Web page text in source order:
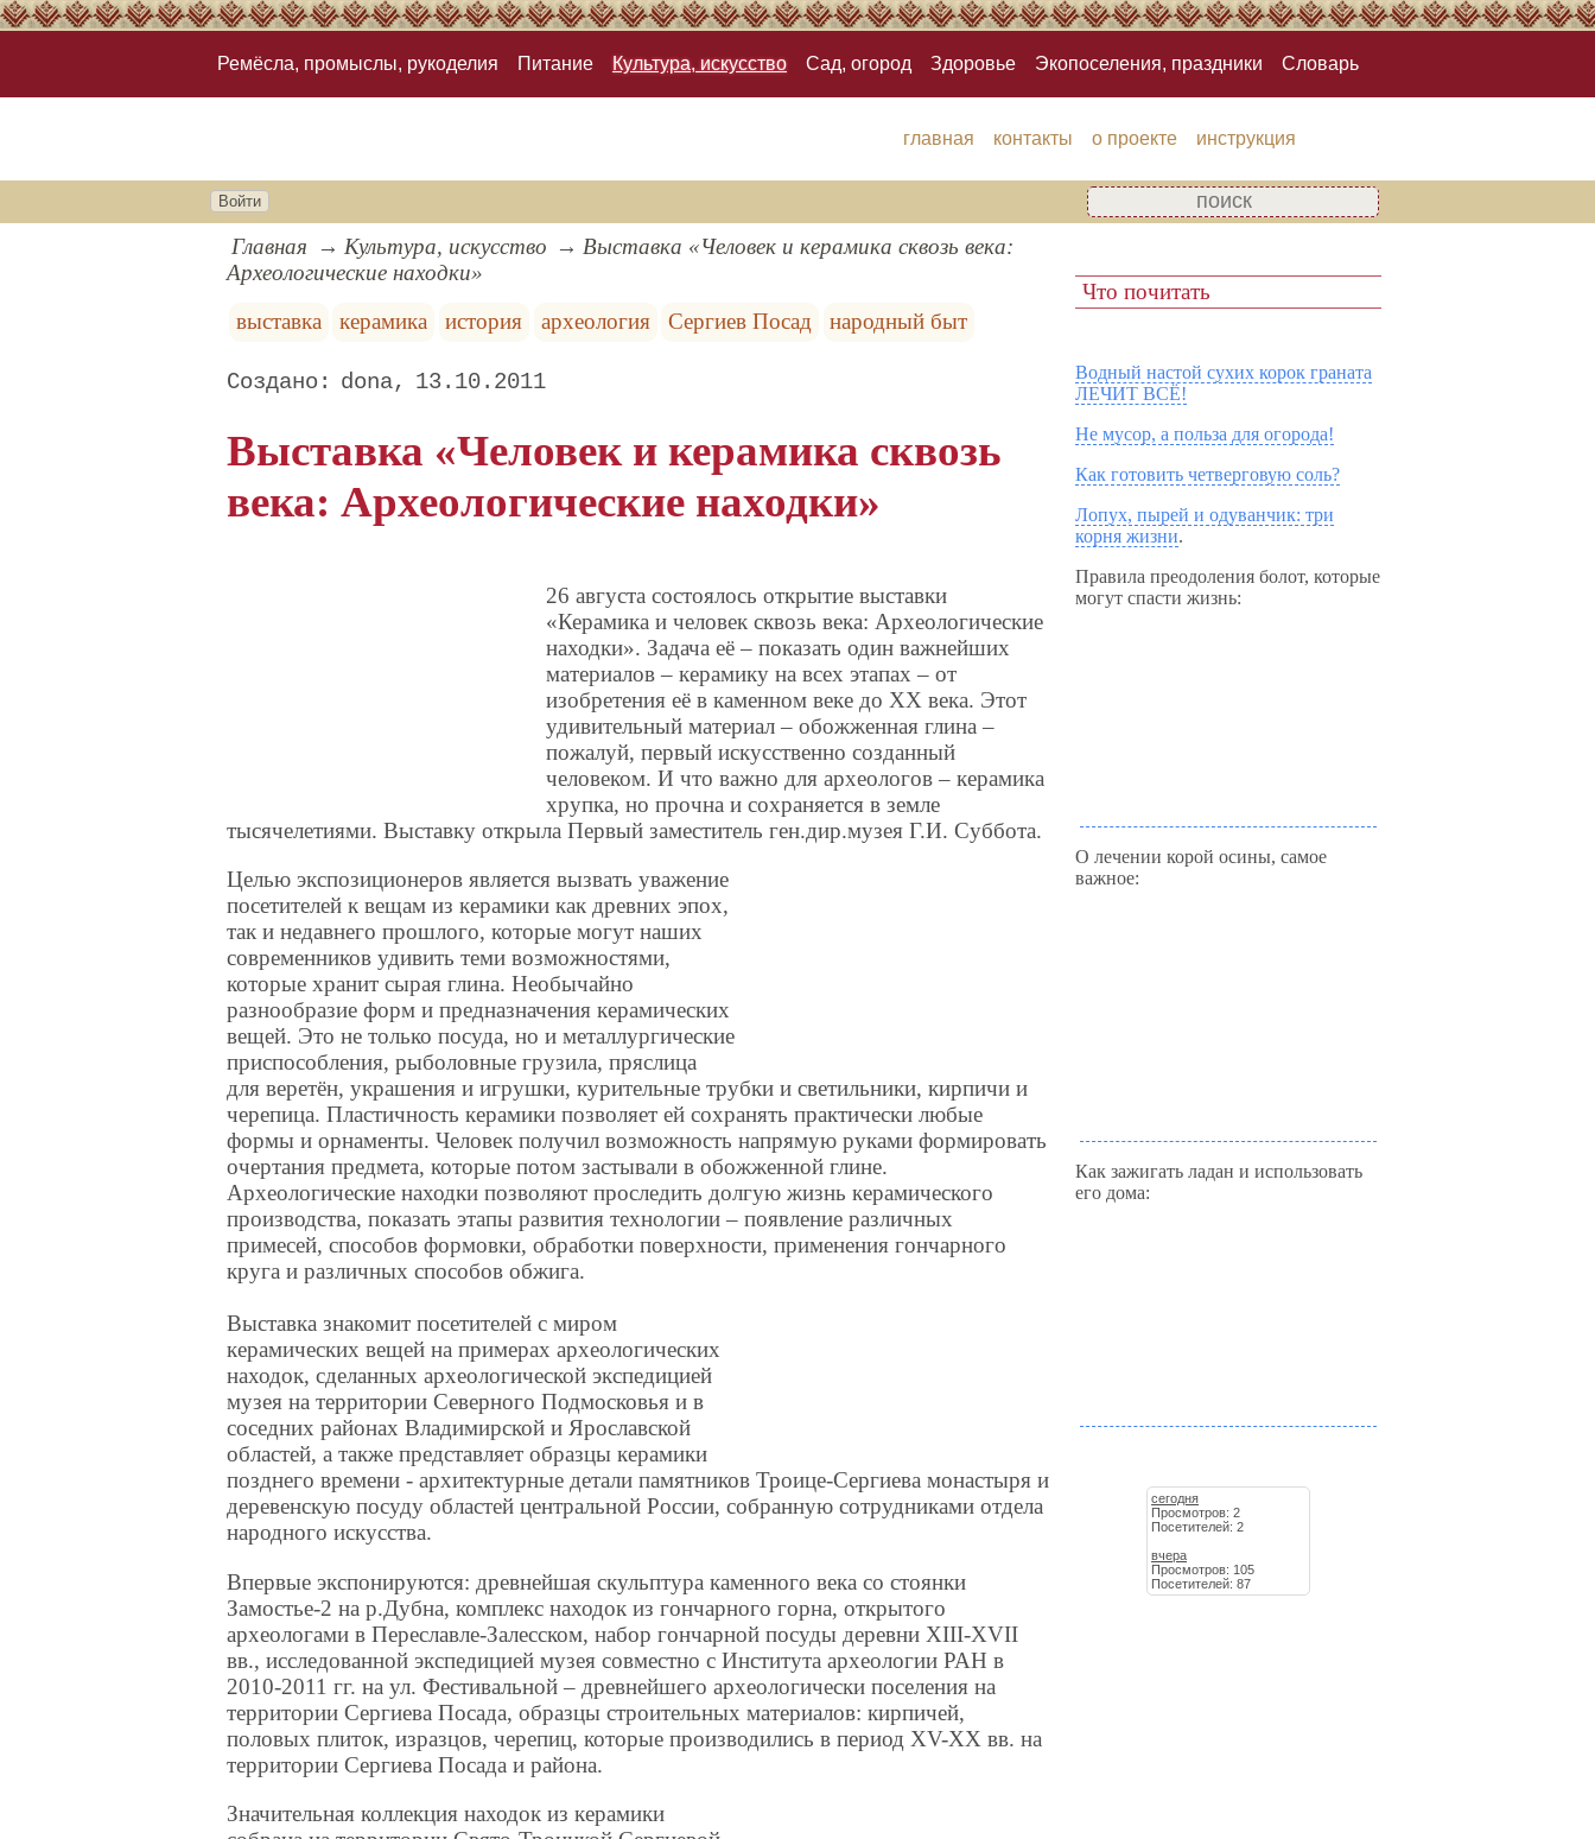
Ремёсла, промыслы, рукоделия Питание Культура, искусство Сад, огород Здоровье Экопоселения, праздники Словарь
главная контакты о проекте инструкция
Войти
Главная Культура, искусство
Выставка «Человек и керамика сквозь века:
Археологические находки»
выставка
керамика история археология Сергиев Посад народный быт
dona 13.10.2011
Выставка «Человек и керамика сквозь
века: Археологические находки»
26 августа состоялось открытие выставки
«Керамика и человек сквозь века: Археологические
находки». Задача её – показать один важнейших
материалов – керамику на всех этапах – от
изобретения её в каменном веке до ХХ века. Этот
удивительный материал – обожженная глина –
пожалуй, первый искусственно созданный
человеком. И что важно для археологов – керамика
хрупка, но прочна и сохраняется в земле
тысячелетиями. Выставку открыла Первый заместитель ген.дир.музея Г.И. Суббота.
Целью экспозиционеров является вызвать уважение
посетителей к вещам из керамики как древних эпох,
так и недавнего прошлого, которые могут наших
современников удивить теми возможностями,
которые хранит сырая глина. Необычайно
разнообразие форм и предназначения керамических
вещей. Это не только посуда, но и металлургические
приспособления, рыболовные грузила, пряслица
для веретён, украшения и игрушки, курительные трубки и светильники, кирпичи и
черепица. Пластичность керамики позволяет ей сохранять практически любые
формы и орнаменты. Человек получил возможность напрямую руками формировать
очертания предмета, которые потом застывали в обожженной глине.
Археологические находки позволяют проследить долгую жизнь керамического
производства, показать этапы развития технологии – появление различных
примесей, способов формовки, обработки поверхности, применения гончарного
круга и различных способов обжига.
Выставка знакомит посетителей с миром
керамических вещей на примерах археологических
находок, сделанных археологической экспедицией
музея на территории Северного Подмосковья и в
соседних районах Владимирской и Ярославской
областей, а также представляет образцы керамики
позднего времени - архитектурные детали памятников Троице-Сергиева монастыря и
деревенскую посуду областей центральной России, собранную сотрудниками отдела
народного искусства.
Впервые экспонируются: древнейшая скульптура каменного века со стоянки
Замостье-2 на р.Дубна, комплекс находок из гончарного горна, открытого
археологами в Переславле-Залесском, набор гончарной посуды деревни XIII-XVII
вв., исследованной экспедицией музея совместно с Института археологии РАН в
2010-2011 гг. на ул. Фестивальной – древнейшего археологически поселения на
территории Сергиева Посада, образцы строительных материалов: кирпичей,
половых плиток, изразцов, черепиц, которые производились в период XV-XX вв. на
территории Сергиева Посада и района.
Значительная коллекция находок из керамики
Что почитать
Водный настой сухих корок граната
ЛЕЧИТ ВСЁ!
Не мусор, а польза для огорода!
Как готовить четверговую соль?
Лопух, пырей и одуванчик: три
корня жизни.
Правила преодоления болот, которые
могут спасти жизнь:
О лечении корой осины, самое
важное:
Как зажигать ладан и использовать
его дома:
сегодня
Просмотров: 2
Посетителей: 2
вчера
Просмотров: 105
Посетителей: 87